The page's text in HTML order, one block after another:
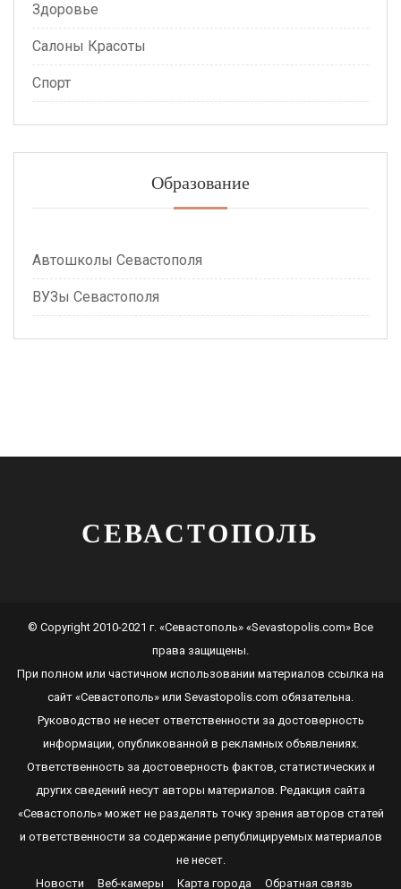
Здоровье
Салоны Красоты
Спорт
Образование
Автошколы Севастополя
ВУЗы Севастополя
СЕВАСТОПОЛЬ
© Copyright 2010-2021 г. «Севастополь» «Sevastopolis.com» Все
права защищены.
При полном или частичном использовании материалов ссылка на
сайт «Севастополь» или Sevastopolis.com обязательна.
Руководство не несет ответственности за достоверность
информации, опубликованной в рекламных объявлениях.
Ответственность за достоверность фактов, статистических и
других сведений несут авторы материалов. Редакция сайта
«Севастополь»может не разделять точку зрения авторов статей
и ответственности за содержание републицируемых материалов
не несет.
Новости
Веб-камеры Карта города Обратная связь